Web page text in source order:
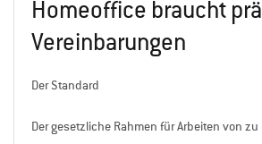
Homeoffice braucht
Vereinbarungen
Der Standard
Der gesetzliche Rahmen für Arbeiten von